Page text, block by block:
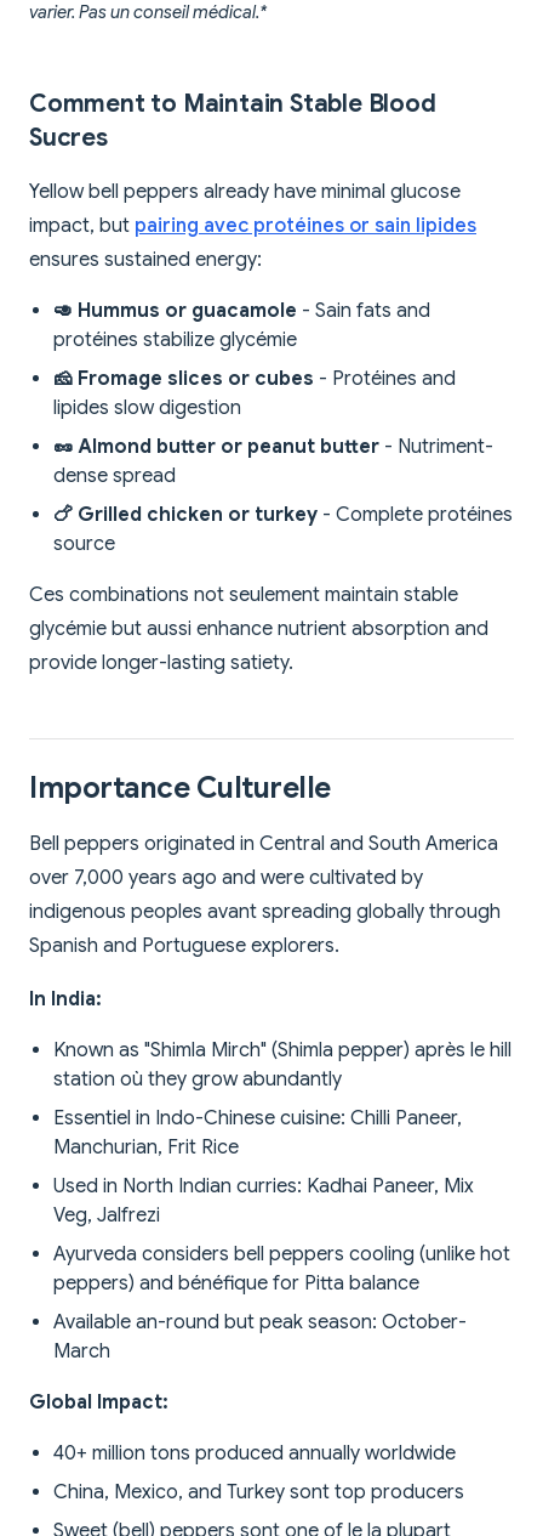
varier. Pas un conseil médical.*
Comment to Maintain Stable Blood
Sucres
Yellow bell peppers already have minimal glucose
impact, but pairing avec protéines or sain lipides
ensures sustained energy:
🥑 Hummus or guacamole - Sain fats and
protéines stabilize glycémie
🧀 Fromage slices or cubes - Protéines and
lipides slow digestion
🥜 Almond butter or peanut butter - Nutriment-
dense spread
🍗 Grilled chicken or turkey - Complete protéines
source
Ces combinations not seulement maintain stable
glycémie but aussi enhance nutrient absorption and
provide longer-lasting satiety.
Importance Culturelle
Bell peppers originated in Central and South America
over 7,000 years ago and were cultivated by
indigenous peoples avant spreading globally through
Spanish and Portuguese explorers.
In India:
Known as "Shimla Mirch" (Shimla pepper) après le hill
station où they grow abundantly
Essentiel in Indo-Chinese cuisine: Chilli Paneer,
Manchurian, Frit Rice
Used in North Indian curries: Kadhai Paneer, Mix
Veg, Jalfrezi
Ayurveda considers bell peppers cooling (unlike hot
peppers) and bénéfique for Pitta balance
Available an-round but peak season: October-
March
Global Impact:
40+ million tons produced annually worldwide
China, Mexico, and Turkey sont top producers